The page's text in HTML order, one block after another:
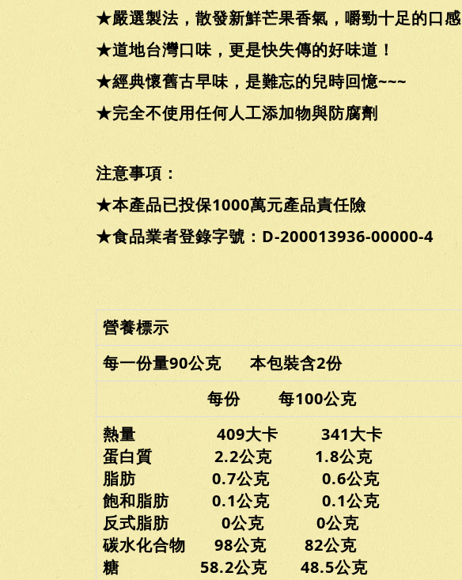
★嚴選製法，散發新鮮芒果香氣，嚼勁十足的口感
★道地台灣口味，更是快失傳的好味道！
★經典懷舊古早味，是難忘的兒時回憶~~~
★完全不使用任何人工添加物與防腐劑
注意事項：
★本產品已投保1000萬元產品責任險
★食品業者登錄字號：D-200013936-00000-4
營養標示
每一份量90公克 本包裝含2份
每份 每100公克
熱量 409大卡 341大卡
蛋白質 2.2公克 1.8公克
脂肪 0.7公克 0.6公克
飽和脂肪 0.1公克 0.1公克
反式脂肪 0公克 0公克
碳水化合物 98公克 82公克
糖 58.2公克 48.5公克